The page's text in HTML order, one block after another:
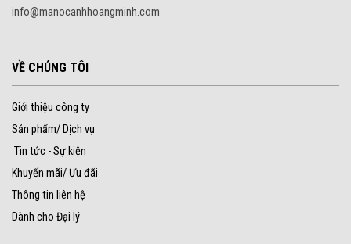
info@manocanhhoangminh.com
VỀ CHÚNG TÔI
Giới thiệu công ty
Sản phẩm/ Dịch vụ
Tin tức - Sự kiện
Khuyến mãi/ Ưu đãi
Thông tin liên hệ
Dành cho Đại lý